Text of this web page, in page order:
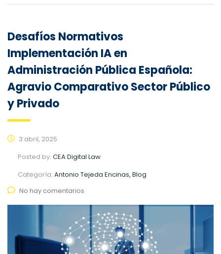
Desafíos Normativos
Implementación IA en
Administración Pública Española:
Agravio Comparativo Sector Público
y Privado
3 abril, 2025
Posted by: CEA Digital Law
Categoría: Antonio Tejeda Encinas, Blog
No hay comentarios